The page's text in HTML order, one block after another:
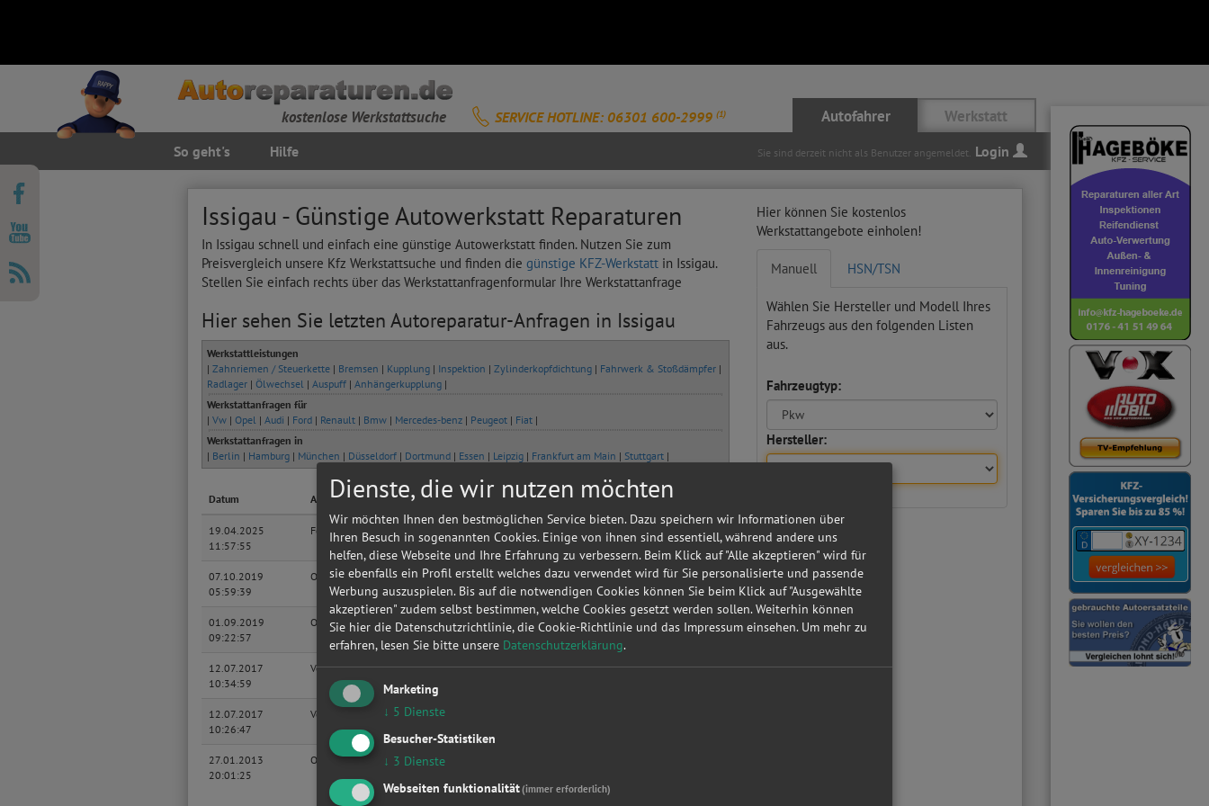
kostenlose Werkstattsuche SERVICE HOTLINE: 06301 600-2999 (1) Autofahrer Werkstatt
So geht's Hilfe Sie sind derzeit nicht als Benutzer angemeldet. Login
Issigau - Günstige Autowerkstatt Reparaturen
In Issigau schnell und einfach eine günstige Autowerkstatt finden. Nutzen Sie zum
Preisvergleich unsere Kfz Werkstattsuche und finden die günstige KFZ-Werkstattin Issigau.
Stellen Sie einfach rechts über das Werkstattanfragenformular Ihre Werkstattanfrage
Hier sehen Sie letzten Autoreparatur-Anfragen in Issigau
Werkstattleistungen
| Zahnriemen / Steuerkette| Bremsen | Kupplung| Inspektion | Zylinderkopfdichtung| Fahrwerk & Stoßdämpfer|
Radlager| Ölwechsel| Auspuff| Anhängerkupplung|
Werkstattanfragen für
| Vw| Opel| Audi | Ford| Renault| Bmw| Mercedes-benz| Peugeot| Fiat|
Werkstattanfragen in
| Berlin | Hamburg| München | Düsseldorf| Dortmund| Essen | Leipzig| Frankfurt am Main | Stuttgart|
Datum Autohersteller Kfz-Modell Kfz-Typ
Werkstatt
Ort
Werkstattleistung
19.04.2025
11:57:55
Ford
Mondeo 4
Turnier
2.0 TDCi Issigau Getriebe
07.10.2019
05:59:39
Opel
Astra J Sports
Tourer
Edition Issigau Kupplung
01.09.2019
09:22:57
Opel
Astra J Sports
Tourer
Active Issigau Kupplung
12.07.2017
10:34:59
Volkswagen LT Pritsche
40
Issigau
Zahnriemen /
12.07.2017
10:26:47
Volkswagen LT Pritsche
27.01.2013
20:01:25
OPEL
ASTRA H
Hier können Sie kostenlos
Werkstattangebote einholen!
Manuell HSN/TSN
Wählen Sie Hersteller und Modell Ihres
Fahrzeugs aus den folgenden Listen
aus.
Fahrzeugtyp:
Hersteller:
Dienste, die wir nutzen möchten
Wir möchten Ihnen den bestmöglichen Service bieten. Dazu speichern wir Informationen über
Ihren Besuch in sogenannten Cookies. Einige von ihnen sind essentiell, während andere uns
helfen, diese Webseite und Ihre Erfahrung zu verbessern. Beim Klick auf "Alle akzeptieren" wird für
sie ebenfalls ein Profil erstellt welches dazu verwendet wird für Sie personalisierte und passende
Werbung auszuspielen. Bis auf die notwendigen Cookies können Sie beim Klick auf "Ausgewählte
akzeptieren" zudem selbst bestimmen, welche Cookies gesetzt werden sollen. Weiterhin können
Sie hier die Datenschutzrichtlinie, die Cookie-Richtlinie und das Impressum einsehen. Um mehr zu
erfahren, lesen Sie bitte unsere Datenschutzerklärung.
Marketing
↓ 5 Dienste
Besucher-Statistiken
↓ 3 Dienste
Webseiten funktionalität(immer erforderlich)